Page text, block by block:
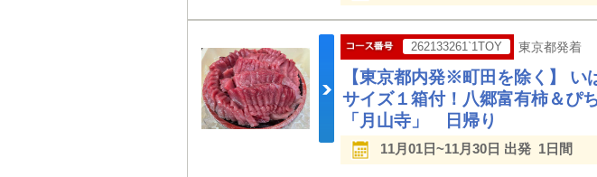
262133261`1TOY 東京都発着
【東京都内発※町田を除く】
サイズ１箱付！八郷富有柿＆ぴ
「月山寺」 日帰り
11月01日~11月30日 出発 1日間